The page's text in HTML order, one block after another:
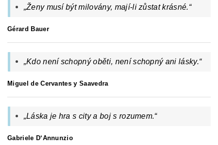
„Ženy musí být milovány, mají-li zůstat krásné.“
Gérard Bauer
„Kdo není schopný oběti, není schopný ani lásky.“
Miguel de Cervantes y Saavedra
„Láska je hra s city a boj s rozumem.“
Gabriele D‘Annunzio